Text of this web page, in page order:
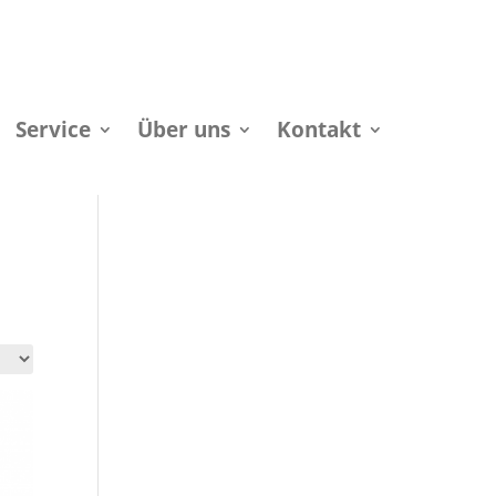
Service Über uns Kontakt